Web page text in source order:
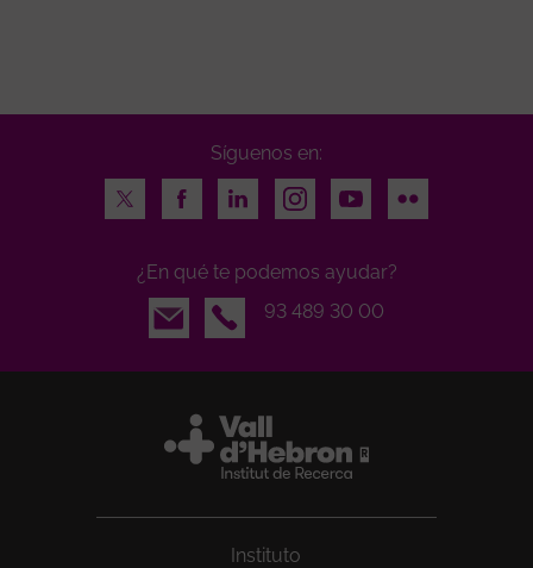
Síguenos en:
Twitter
FacebookLinkedInInstagramYoutubeFlickr
¿En qué te podemos ayudar?
Email
93 489 30 00
Instituto